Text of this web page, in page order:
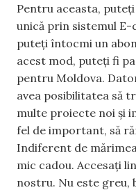
Pentru aceasta,
unică prin sistemul E-
puteți întocmi un
acest mod, puteți fi
pentru Moldova.
avea posibilitatea să
multe proiecte noi și
fel de important, să
Indiferent de
mic cadou. Accesați
nostru. Nu este greu,